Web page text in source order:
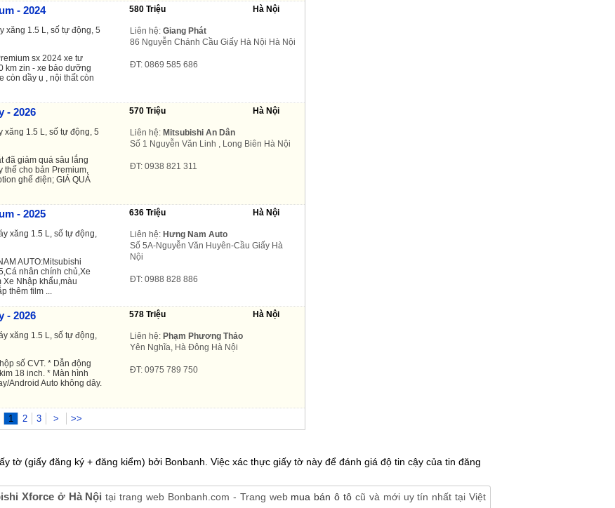
- 2024 580 Triệu Hà Nội
xăng 1.5 L, số tự động, 5
sx 2024 xe tư
km zin - xe bảo dưỡng
còn dầy ụ , nội thất còn
Liên hệ: Giang Phát
86 Nguyễn Chánh Cầu Giấy Hà Nội Hà Nội
ĐT: 0869 585 686
- 2026 570 Triệu Hà Nội
xăng 1.5 L, số tự động, 5
đã giảm quá sâu lắng
thế cho bản Premium,
ghế điện; GIÁ QUÁ
Liên hệ: Mitsubishi An Dân
Số 1 Nguyễn Văn Linh , Long Biên Hà Nội
ĐT: 0938 821 311
- 2025 636 Triệu Hà Nội
xăng 1.5 L, số tự động,
AUTO:Mitsubishi
nhân chính chủ,Xe
Nhập khẩu,màu
thêm film ...
Liên hệ: Hưng Nam Auto
Số 5A-Nguyễn Văn Huyên-Cầu Giấy Hà
Nội
ĐT: 0988 828 886
- 2026 578 Triệu Hà Nội
xăng 1.5 L, số tự động,
số CVT. * Dẫn động
18 inch. * Màn hình
Android Auto không dây.
Liên hệ: Phạm Phương Thảo
Yên Nghĩa, Hà Đông Hà Nội
ĐT: 0975 789 750
1 2 3 > >>
tờ (giấy đăng ký + đăng kiểm) bởi Bonbanh. Việc xác thực giấy tờ này để đánh giá độ tin cậy của tin đăng
Xforce ở Hà Nội tại trang web Bonbanh.com - Trang web mua bán ô tô cũ và mới uy tín nhất tại Việt